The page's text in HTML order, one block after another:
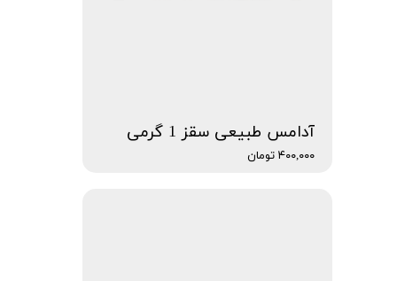
آدامس طبیعی سقز 1 گرمی
۴۰۰,۰۰۰ تومان